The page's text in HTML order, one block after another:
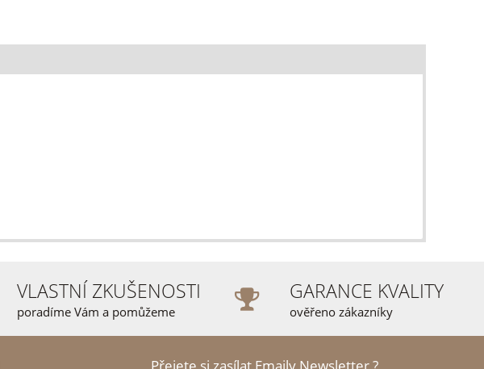
VLASTNÍ ZKUŠENOSTI
poradíme Vám a pomůžeme
GARANCE KVALITY
ověřeno zákazníky
Přejete si zasílat Emaily Newsletter ?